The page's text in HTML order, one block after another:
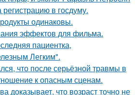
в госдуму.
одинаковы.
эффектов для фильма.
пациентка,
Легким".
что после серьёзной травмы в
к опасным сценам.
доказывает, что возраст точно не